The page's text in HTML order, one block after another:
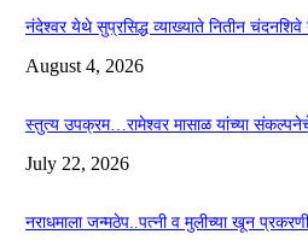
नंदेश्वर येथे सुप्रसिद्ध व्याख्याते नितीन चंदनशिवे
August 4, 2026
स्तुत्य उपक्रम…रामेश्वर मासाळ यांच्या
July 22, 2026
नराधमाला जन्मठेप..पत्नी व मुलीच्या खून प्रकरणी